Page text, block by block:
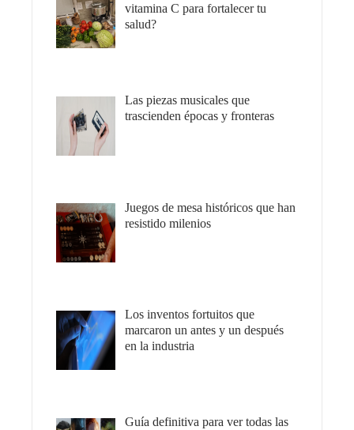
vitamina C para fortalecer tu
salud?
Las piezas musicales que
trascienden épocas y fronteras
Juegos de mesa históricos que han
resistido milenios
Los inventos fortuitos que
marcaron un antes y un después
en la industria
Guía definitiva para ver todas las